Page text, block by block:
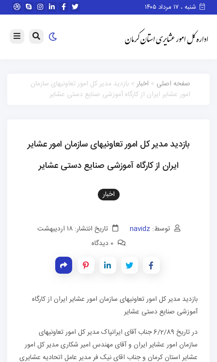
شنبه ، ۱۷ مرداد ۱۴۰۵
صفحه اصلی > اخبار> بازدید مدیر کل امور تعاونیهای سازمان
امور عشایر ایران از کارگاه آموزشی صنایع دستی عشایر
بازدید مدیر کل امور تعاونیهای سازمان امور عشایر
ایران از کارگاه آموزشی صنایع دستی عشایر
اخبار
توسط:navidz
تاریخ انتشار: ۱۸ اردیبهشت
بازدید مدیر کل امور تعاونیهای سازمان امور عشایر ایران از کارگاه
آموزشی صنایع دستی عشایر
در تاریخ 6/2/89 جناب آقای ایرانپاک مدیر کل امور تعاونیهای
سازمان امور عشایر ایران و آقای مهندس امیر شکاری مدیر کل امور
عشایر استان کرمان و جناب اقای نیک فر مدیر عامل اتحادیه عشایری